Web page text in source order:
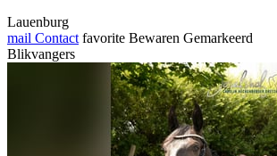
Lauenburg
mail Contact favorite Bewaren Gemarkeerd
Blikvangers